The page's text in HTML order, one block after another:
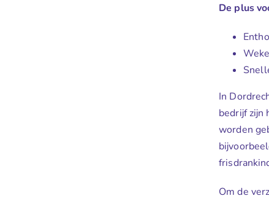
De plus
In
bedrijf zijn
worden
Om de